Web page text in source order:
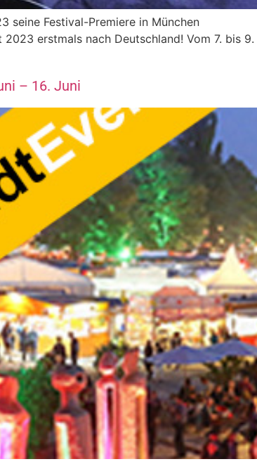
seine Festival-Premiere in München
2023 erstmals nach Deutschland! Vom 7. bis
– 16. Juni